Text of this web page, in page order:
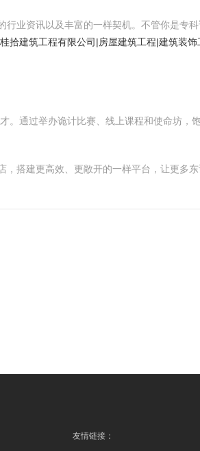
业资讯以及丰富的一样契机。不管你是专
拾建筑工程有限公司|房屋建筑工程|建筑装
。通过举办诡计比赛、线上课程和使命坊
，搭建更高效、更敞开的一样平台，让更多
友情链接：